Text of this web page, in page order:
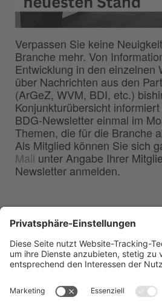
Verpassen Sie keine
Branche mehr. Von
Entwicklung in den einzelnen
über Nachrichten aus den
(ArGeZ, WVM, BDI, etc.)
Konjunkturübersicht
BDG-Newsletter einmal im
Themen, die für die Branche
Als Mitglied können Sie sich
Mail unter Angabe Ihrer
Newsletter anmelden.
Deutschen Gießerei-Industrie e.V.